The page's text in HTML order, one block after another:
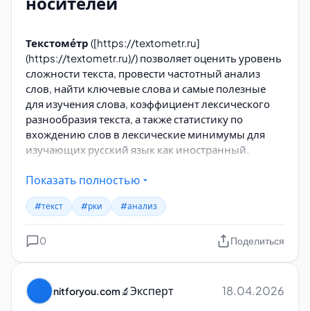
Текстомéтр ([https://textometr.ru]
(https://textometr.ru)/) позволяет оценить уровень
сложности текста, провести частотный анализ
слов, найти ключевые слова и самые полезные
для изучения слова, коэффициент лексического
разнообразия текста, а также статистику по
вхождению слов в лексические минимумы для
изучающих русский язык как иностранный.
Определение уровня текста
для иностранных учащихся
происходит автоматически, с помощью
регрессионной модели, обученной на корпусе из
700 текстов
Может ли она ошибаться? Эксперименты
Показать полностью
#текст #рки #анализ
0 Поделиться
nitforyou.com🔬Эксперт 18.04.2026